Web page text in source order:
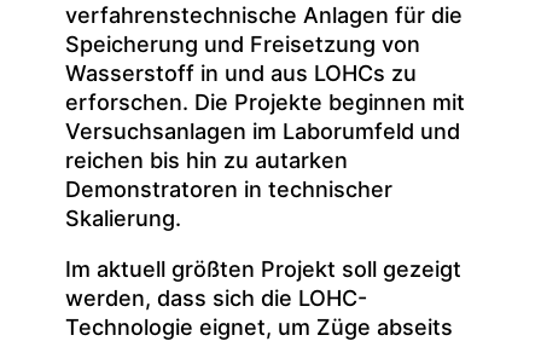
verfahrenstechnische Anlagen für die
Speicherung und Freisetzung von
Wasserstoff in und aus LOHCs zu
erforschen. Die Projekte beginnen mit
Versuchsanlagen im Laborumfeld und
reichen bis hin zu autarken
Demonstratoren in technischer
Skalierung.
Im aktuell größten Projekt soll gezeigt
werden, dass sich die LOHC-
Technologie eignet, um Züge abseits